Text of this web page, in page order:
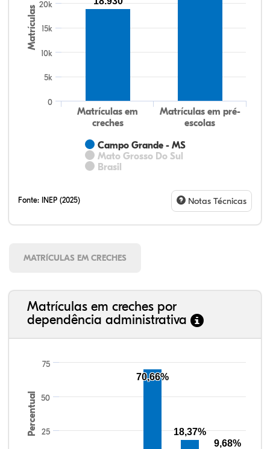
Matrículas
Campo Grande - MS
Mato Grosso Do Sul
Brasil
Matrículas em
creches
Matrículas em pré-
escolas
0
5k
10k
15k
20k
Fonte: INEP (2025) Notas Técnicas
MATRÍCULAS EM CRECHES
Matrículas em creches por
dependência administrativa
Percentual 25
50
75
70,66%
18,37%
9,68%